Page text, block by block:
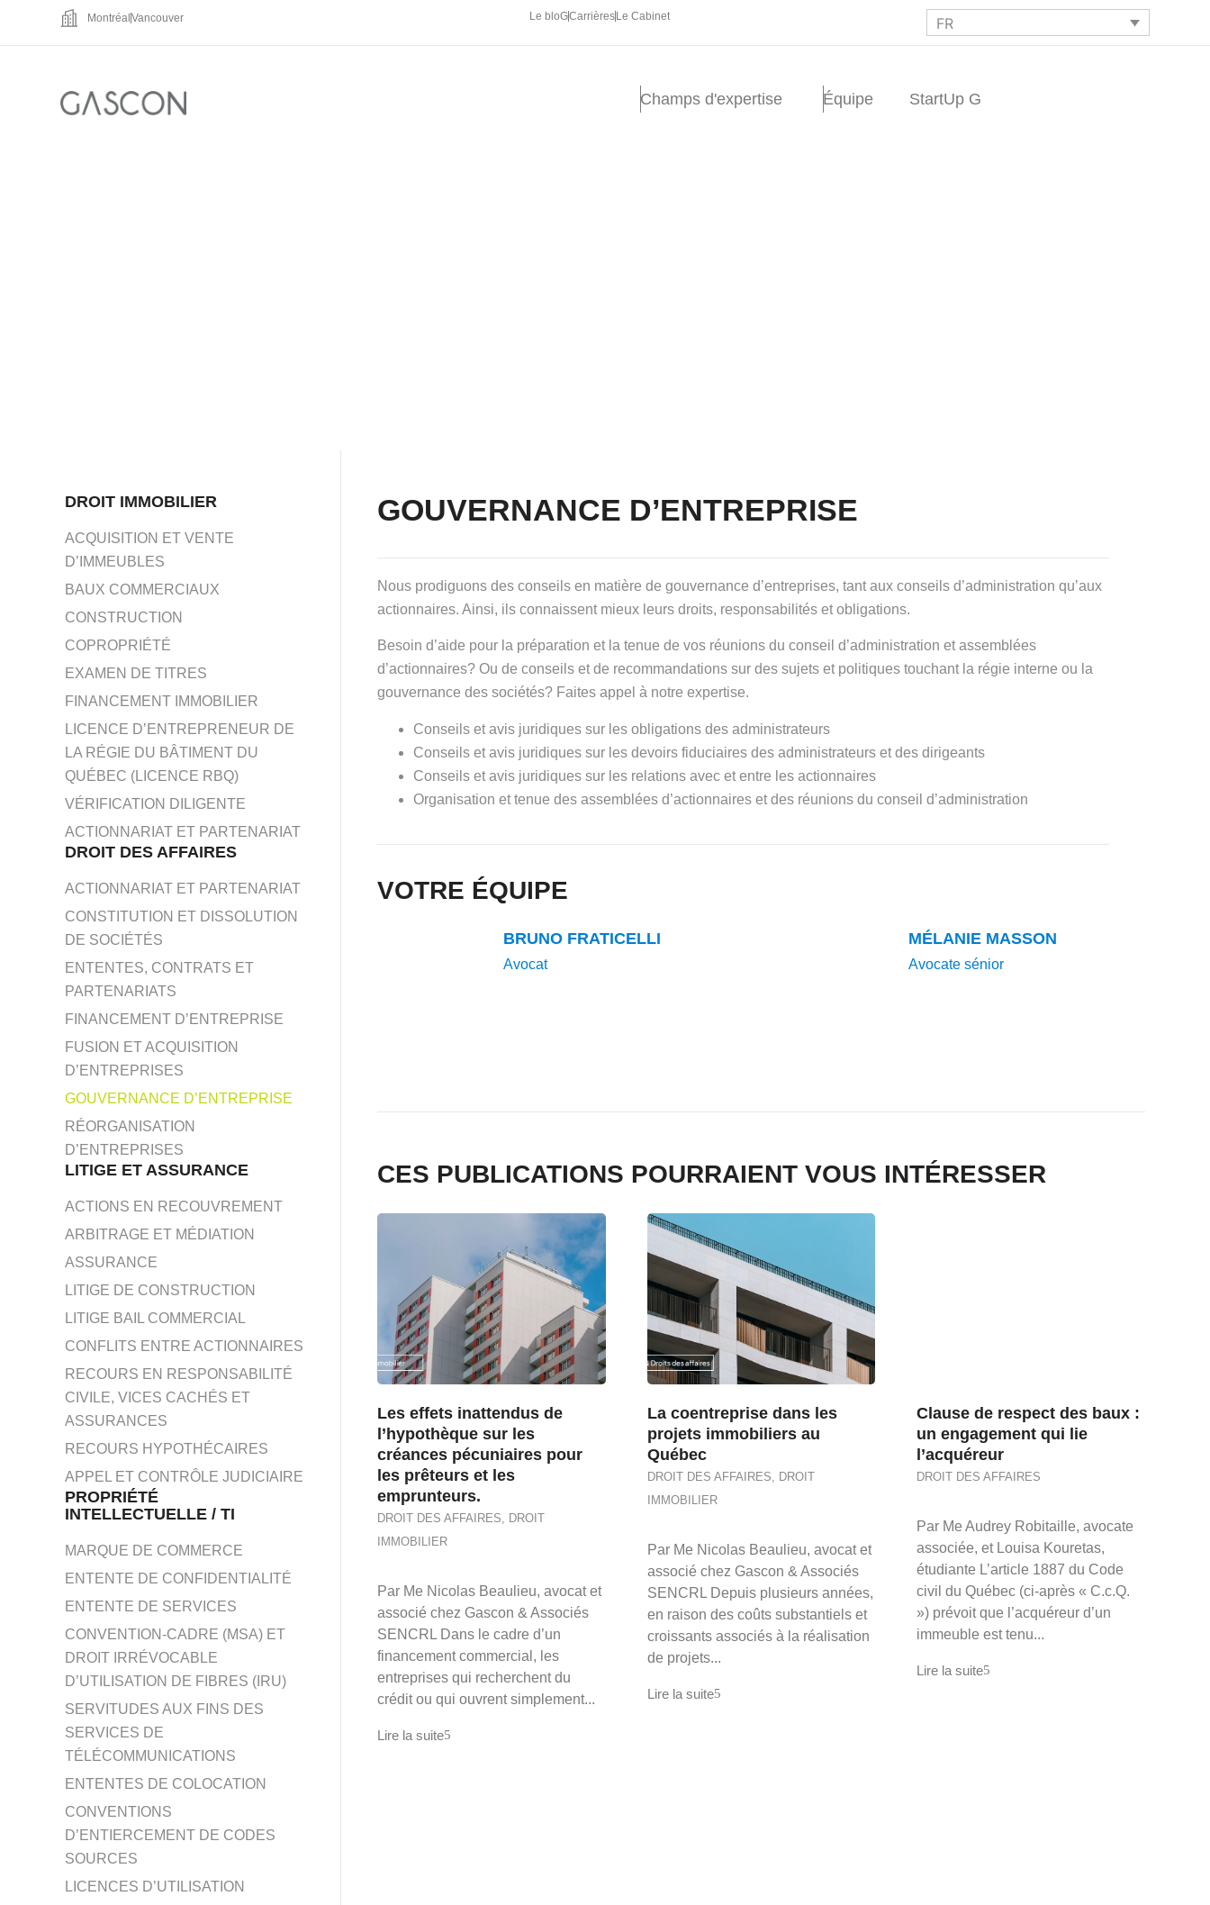
Montréal Vancouver Le bloGCarrières Le Cabinet FR
Champs d'expertise Équipe StartUp G
DROIT IMMOBILIER
ACQUISITION ET VENTE
D’IMMEUBLES
BAUX COMMERCIAUX
CONSTRUCTION
COPROPRIÉTÉ
EXAMEN DE TITRES
FINANCEMENT IMMOBILIER
LICENCE D’ENTREPRENEUR DE
LA RÉGIE DU BÂTIMENT DU
QUÉBEC (LICENCE RBQ)
VÉRIFICATION DILIGENTE
ACTIONNARIAT ET PARTENARIAT
DROIT DES AFFAIRES
ACTIONNARIAT ET PARTENARIAT
CONSTITUTION ET DISSOLUTION
DE SOCIÉTÉS
ENTENTES, CONTRATS ET
PARTENARIATS
FINANCEMENT D’ENTREPRISE
FUSION ET ACQUISITION
D’ENTREPRISES
GOUVERNANCE D’ENTREPRISE
RÉORGANISATION
D’ENTREPRISES
LITIGE ET ASSURANCE
ACTIONS EN RECOUVREMENT
ARBITRAGE ET MÉDIATION
ASSURANCE
LITIGE DE CONSTRUCTION
LITIGE BAIL COMMERCIAL
CONFLITS ENTRE ACTIONNAIRES
RECOURS EN RESPONSABILITÉ
CIVILE, VICES CACHÉS ET
ASSURANCES
RECOURS HYPOTHÉCAIRES
APPEL ET CONTRÔLE JUDICIAIRE
PROPRIÉTÉ
INTELLECTUELLE / TI
MARQUE DE COMMERCE
ENTENTE DE CONFIDENTIALITÉ
ENTENTE DE SERVICES
CONVENTION-CADRE (MSA) ET
DROIT IRRÉVOCABLE
D’UTILISATION DE FIBRES (IRU)
SERVITUDES AUX FINS DES
SERVICES DE
TÉLÉCOMMUNICATIONS
ENTENTES DE COLOCATION
CONVENTIONS
D’ENTIERCEMENT DE CODES
SOURCES
LICENCES D’UTILISATION
GOUVERNANCE D’ENTREPRISE
Nous prodiguons des conseils en matière de gouvernance d’entreprises, tant aux conseils d’administration qu’aux
actionnaires. Ainsi, ils connaissent mieux leurs droits, responsabilités et obligations.
Besoin d’aide pour la préparation et la tenue de vos réunions du conseil d’administration et assemblées
d’actionnaires? Ou de conseils et de recommandations sur des sujets et politiques touchant la régie interne ou la
gouvernance des sociétés? Faites appel à notre expertise.
Conseils et avis juridiques sur les obligations des administrateurs
Conseils et avis juridiques sur les devoirs fiduciaires des administrateurs et des dirigeants
Conseils et avis juridiques sur les relations avec et entre les actionnaires
Organisation et tenue des assemblées d’actionnaires et des réunions du conseil d’administration
VOTRE ÉQUIPE
BRUNO FRATICELLI
Avocat
MÉLANIE MASSON
Avocate sénior
CES PUBLICATIONS POURRAIENT VOUS INTÉRESSER
Les effets inattendus de
l’hypothèque sur les
créances pécuniaires pour
les prêteurs et les
emprunteurs.
DROIT DES AFFAIRES
DROIT
IMMOBILIER
Par Me Nicolas Beaulieu, avocat et
associé chez Gascon & Associés
SENCRL Dans le cadre d’un
financement commercial, les
entreprises qui recherchent du
crédit ou qui ouvrent simplement...
Lire la suite
La coentreprise dans les
projets immobiliers au
Québec
DROIT DES AFFAIRES
DROIT
IMMOBILIER
Par Me Nicolas Beaulieu, avocat et
associé chez Gascon & Associés
SENCRL Depuis plusieurs années,
en raison des coûts substantiels et
croissants associés à la réalisation
de projets...
Lire la suite
Clause de respect des baux :
un engagement qui lie
l’acquéreur
DROIT DES AFFAIRES
Par Me Audrey Robitaille, avocate
associée, et Louisa Kouretas,
étudiante L’article 1887 du Code
civil du Québec (ci-après « C.c.Q.
») prévoit que l’acquéreur d’un
immeuble est tenu...
Lire la suite